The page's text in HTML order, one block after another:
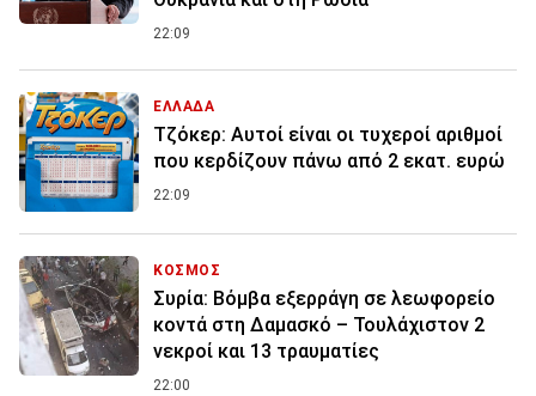
22:09
ΕΛΛΑΔΑ
Τζόκερ: Αυτοί είναι οι τυχεροί αριθμοί
που κερδίζουν πάνω από 2 εκατ. ευρώ
22:09
ΚΟΣΜΟΣ
Συρία: Βόμβα εξερράγη σε λεωφορείο
κοντά στη Δαμασκό – Τουλάχιστον 2
νεκροί και 13 τραυματίες
22:00